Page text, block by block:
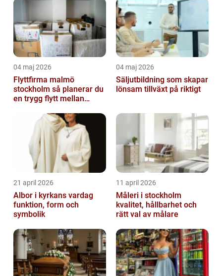
04 maj 2026
Flyttfirma malmö
stockholm så planerar du
en trygg flytt mellan
04 maj 2026
Säljutbildning som skapar
lönsam tillväxt på riktigt
21 april 2026
Albor i kyrkans vardag
funktion, form och
symbolik
11 april 2026
Måleri i stockholm
kvalitet, hållbarhet och
rätt val av målare